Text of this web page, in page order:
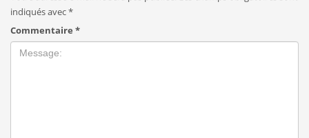
indiqués avec*
Commentaire *